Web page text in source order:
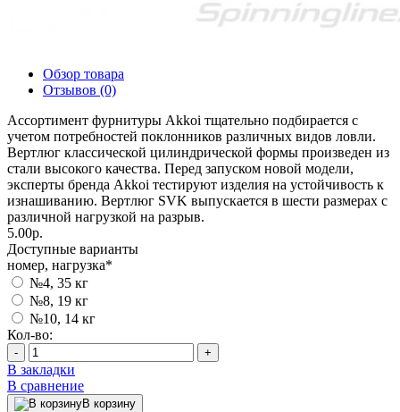
Обзор товара
Отзывов (0)
Ассортимент фурнитуры Akkoi тщательно подбирается с
учетом потребностей поклонников различных видов ловли.
Вертлюг классической цилиндрической формы произведен из
стали высокого качества. Перед запуском новой модели,
эксперты бренда Akkoi тестируют изделия на устойчивость к
изнашиванию. Вертлюг SVK выпускается в шести размерах с
различной нагрузкой на разрыв.
5.00р.
Доступные варианты
номер, нагрузка*
№4, 35 кг
№8, 19 кг
№10, 14 кг
Кол-во:
- +
В закладки
В сравнение
В корзину